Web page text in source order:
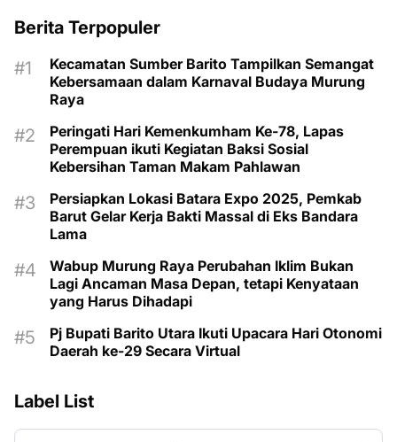
Berita Terpopuler
Kecamatan Sumber Barito Tampilkan Semangat
Kebersamaan dalam Karnaval Budaya Murung
Raya
Peringati Hari Kemenkumham Ke-78, Lapas
Perempuan ikuti Kegiatan Baksi Sosial
Kebersihan Taman Makam Pahlawan
Persiapkan Lokasi Batara Expo 2025, Pemkab
Barut Gelar Kerja Bakti Massal di Eks Bandara
Lama
Wabup Murung Raya Perubahan Iklim Bukan
Lagi Ancaman Masa Depan, tetapi Kenyataan
yang Harus Dihadapi
Pj Bupati Barito Utara Ikuti Upacara Hari Otonomi
Daerah ke-29 Secara Virtual
Label List